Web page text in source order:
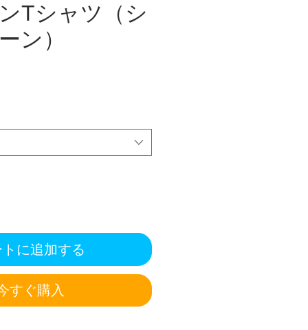
Tシャツ（シ
ン）
トに追加する
すぐ購入